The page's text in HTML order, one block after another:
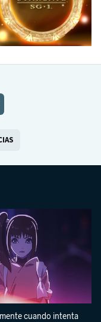
cuando intenta